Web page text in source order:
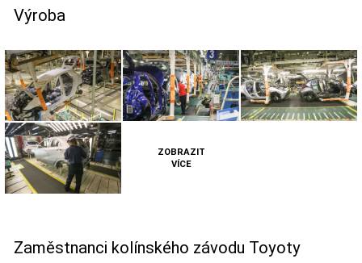
Výroba
ZOBRAZIT
VÍCE
Zaměstnanci kolínského závodu Toyoty